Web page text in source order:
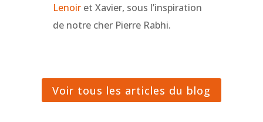
Lenoiret Xavier, sous l’inspiration
de notre cher Pierre Rabhi.
Voir tous les articles du blog